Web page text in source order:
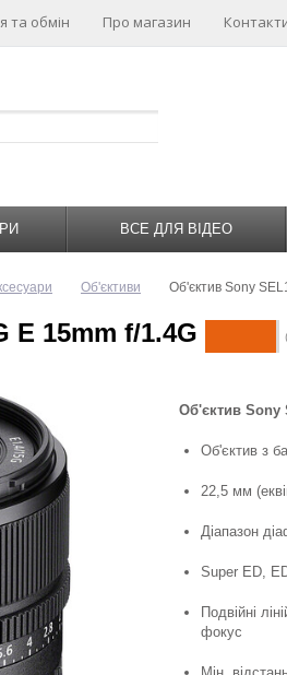
та обмін Про магазин
ВСЕ ДЛЯ ВІДЕО
Об'єктиви Об'єктив Sony
E 15mm f/1.4G
Об'єктив Sony
Об'єктив з
22,5 мм
Діапазон
Super ED,
Подвійні
фокус